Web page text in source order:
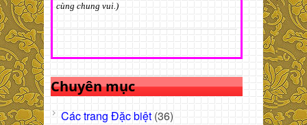
cùng chung vui.)
Chuyên mục
Các trang Đặc biệt (36)